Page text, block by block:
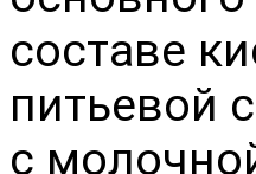
составе
питьевой
с